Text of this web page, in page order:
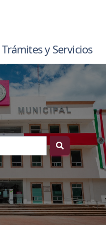
y Servicios